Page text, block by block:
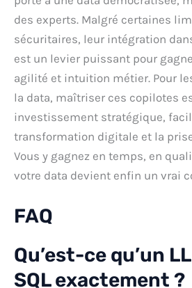
des experts. Malgré certaines
sécuritaires, leur intégration
est un levier puissant pour
agilité et intuition métier. Pour
la data, maîtriser ces copilotes
investissement stratégique,
transformation digitale et la
Vous y gagnez en temps, en
votre data devient enfin un vrai
FAQ
Qu’est-ce qu’un
SQL exactement ?